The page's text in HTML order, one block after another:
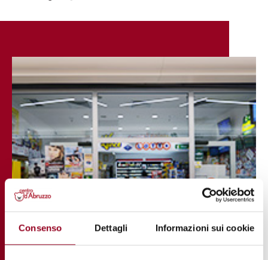
Consenso Dettagli Informazioni sui cookie